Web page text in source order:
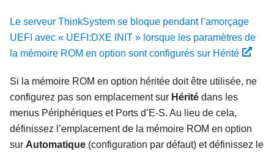
Le serveur ThinkSystem se bloque pendant l’amorçage
UEFI avec « UEFI:DXE INIT » lorsque les paramètres de
la mémoire ROM en option sont configurés sur Hérité
Si la mémoire ROM en option héritée doit être utilisée, ne
configurez pas son emplacement sur Hérité dans les
menus Périphériques et Ports d’E-S. Au lieu de cela,
définissez l’emplacement de la mémoire ROM en option
sur Automatique (configuration par défaut) et définissez le